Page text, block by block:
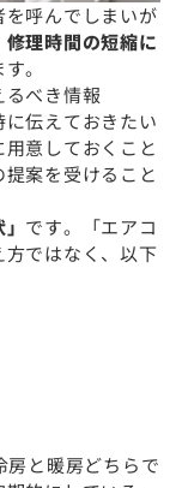
呼んでしまいが
理時間の短縮に
。
べき情報
伝えておきたい
意しておくこと
案を受けること
です。「エアコ
ではなく、以下
房と暖房どちらで